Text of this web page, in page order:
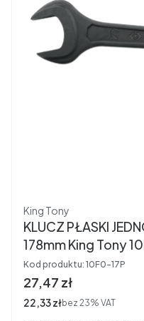
Producent
King Tony
KLUCZ PŁASKI
178mm King Tony
Kod produktu: 10F0-17P
Cena brutto
27,47 zł
Cena netto
22,33 złbez 23% VAT